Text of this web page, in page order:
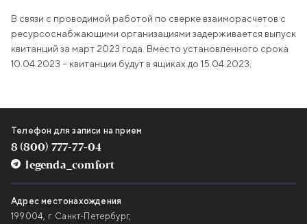
В связи с проводимой работой по сверке взаиморасчетов с
ресурсоснабжающими организациями задерживается выпуск
квитанций за март 2023 года. Вместо установленного срока
10.04.2023 – квитанции будут в ящиках до 15.04.2023.
Телефон для записи на прием
8 (800) 777-77-04
legenda_comfort
Адрес местонахождения
199004, г. Санкт-Петербург,